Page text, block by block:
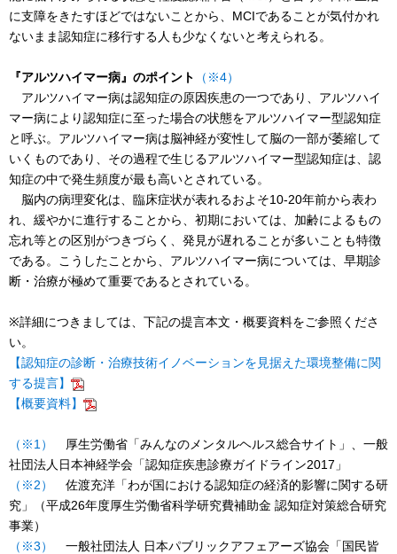
に支障をきたすほどではないことから、MCIであることが気付かれ
ないまま認知症に移行する人も少なくないと考えられる。
『アルツハイマー病』のポイント
（※4）
アルツハイマー病は認知症の原因疾患の一つであり、アルツハイ
マー病により認知症に至った場合の状態をアルツハイマー型認知症
と呼ぶ。アルツハイマー病は脳神経が変性して脳の一部が萎縮して
いくものであり、その過程で生じるアルツハイマー型認知症は、認
知症の中で発生頻度が最も高いとされている。
脳内の病理変化は、臨床症状が表れるおよそ10-20年前から表わ
れ、緩やかに進行することから、初期においては、加齢によるもの
忘れ等との区別がつきづらく、発見が遅れることが多いことも特徴
である。こうしたことから、アルツハイマー病については、早期診
断・治療が極めて重要であるとされている。
※詳細につきましては、下記の提言本文・概要資料をご参照くださ
い。
【認知症の診断・治療技術イノベーションを見据えた環境整備に関
する提言】
【概要資料】
（※1）
厚生労働省「みんなのメンタルヘルス総合サイト」、一般
社団法人日本神経学会「認知症疾患診療ガイドライン2017」
（※2）
佐渡充洋「わが国における認知症の経済的影響に関する研
究」（平成26年度厚生労働省科学研究費補助金 認知症対策総合研究
事業）
（※3）
一般社団法人 日本パブリックアフェアーズ協会「国民皆